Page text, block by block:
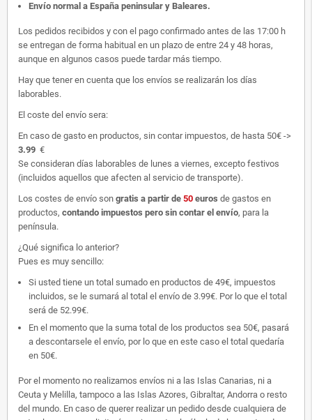
Envío normal a España peninsular y Baleares.
Los pedidos recibidos y con el pago confirmado antes de las 17:00 h
se entregan de forma habitual en un plazo de entre 24 y 48 horas,
aunque en algunos casos puede tardar más tiempo.
Hay que tener en cuenta que los envíos se realizarán los días
laborables.
El coste del envío sera:
En caso de gasto en productos, sin contar impuestos, de hasta 50€ ->
3.99 €
Se consideran días laborables de lunes a viernes, excepto festivos
(incluidos aquellos que afecten al servicio de transporte).
Los costes de envío son gratis a partir de 50 euros de gastos en
productos, contando impuestos pero sin contar el envío, para la
península.
¿Qué significa lo anterior?
Pues es muy sencillo:
Si usted tiene un total sumado en productos de 49€, impuestos
incluidos, se le sumará al total el envío de 3.99€. Por lo que el total
será de 52.99€.
En el momento que la suma total de los productos sea 50€, pasará
a descontarsele el envío, por lo que en este caso el total quedaría
en 50€.
Por el momento no realizamos envíos ni a las Islas Canarias, ni a
Ceuta y Melilla, tampoco a las Islas Azores, Gibraltar, Andorra o resto
del mundo. En caso de querer realizar un pedido desde cualquiera de